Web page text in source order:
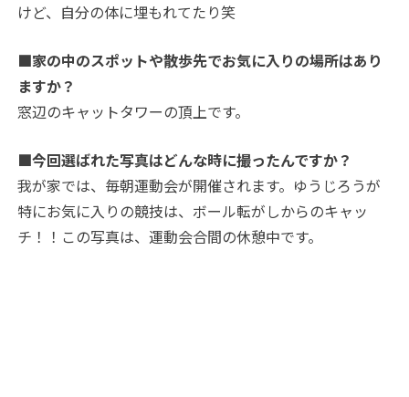
けど、自分の体に埋もれてたり笑
■家の中のスポットや散歩先でお気に入りの場所はあり
ますか？
窓辺のキャットタワーの頂上です。
■今回選ばれた写真はどんな時に撮ったんですか？
我が家では、毎朝運動会が開催されます。ゆうじろうが
特にお気に入りの競技は、ボール転がしからのキャッ
チ！！この写真は、運動会合間の休憩中です。